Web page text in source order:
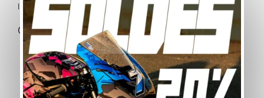
liés à la pratique nautique.
Ce que nous proposons
Kits déco complets pour coque et flancs,
Designs sport, racing ou personnalisés,
Vinyle haute résistance à l’eau et au sel,
Personnalisation complète (couleurs, logos, numéros).